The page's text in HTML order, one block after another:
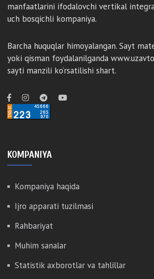
manfaatlarini ifodalovchi vertikal
uch bosqichli kompaniya.
Barcha huquqlar himoyalangan. Sayt
yoki qisman foydalanilganda
sayti manzili ko‘rsatilishi shart.
KOMPANIYA
Kompaniya haqida
Ijro apparati tuzilmasi
Rahbariyat
Muhim sanalar
Statistik axborotlar va tahlillar